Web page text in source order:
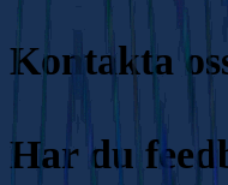
Kontakta
Har du